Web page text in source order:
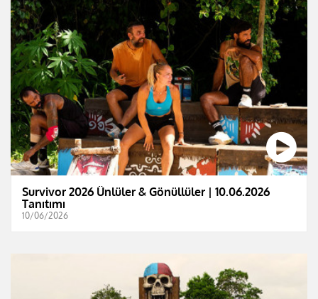
Survivor 2026 Ünlüler & Gönüllüler | 10.06.2026
Tanıtımı
10/06/2026